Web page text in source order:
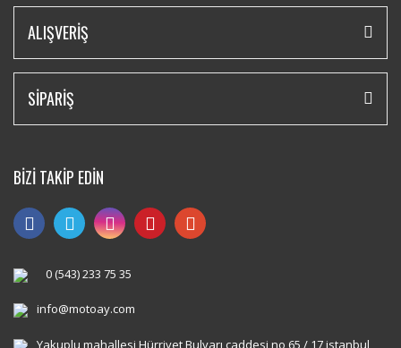
ALIŞVERİŞ
SİPARİŞ
BİZİ TAKİP EDİN
0 (543) 233 75 35
info@motoay.com
Yakuplu mahallesi Hürriyet Bulvarı caddesi no 65 / 17 istanbul